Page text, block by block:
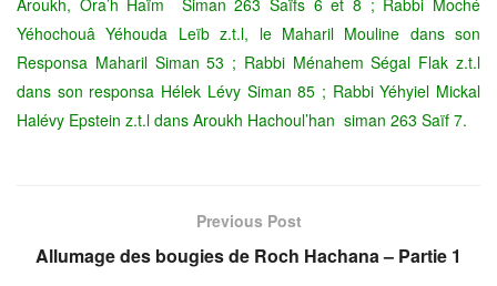
Yéhochouâ Yéhouda Leïb z.t.l, le Maharil Mouline dans son
Responsa Maharil Siman 53 ; Rabbi Ménahem Ségal Flak z.t.l
dans son responsa Hélek Lévy Siman 85 ; Rabbi Yéhyiel Mickal
Halévy Epstein z.t.l dans Aroukh Hachoul’han siman 263 Saïf 7.
Previous Post
Allumage des bougies de Roch Hachana – Partie 1